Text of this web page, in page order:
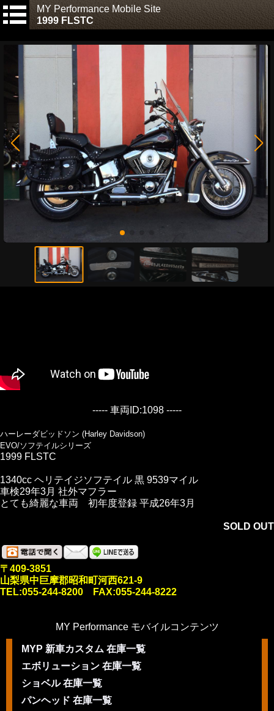
MY Performance Mobile Site
1999 FLSTC
----- 車両ID:1098 -----
ハーレーダビッドソン (Harley Davidson)
EVO/ソフテイルシリーズ
1999 FLSTC
1340cc ヘリテイジソフテイル 黒 9539マイル
車検29年3月 社外マフラー
とても綺麗な車両 初年度登録 平成26年3月
SOLD OUT
〒409-3851
山梨県中巨摩郡昭和町河西621-9
TEL:055-244-8200 FAX:055-244-8222
MY Performance モバイルコンテンツ
MYP 新車カスタム 在庫一覧
エボリューション 在庫一覧
ショベル 在庫一覧
パンヘッド 在庫一覧